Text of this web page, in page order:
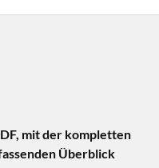
mit der kompletten
Überblick